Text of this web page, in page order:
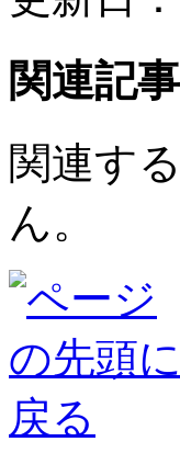
関連記事
関連す
ん。